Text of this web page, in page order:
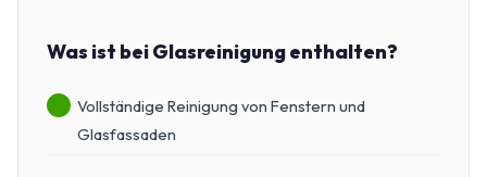
Was ist bei Glasreinigung enthalten?
Vollständige Reinigung von Fenstern und
Glasfassaden